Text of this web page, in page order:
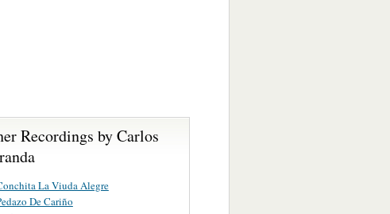
Recordings by Carlos
La Viuda Alegre
De Cariño